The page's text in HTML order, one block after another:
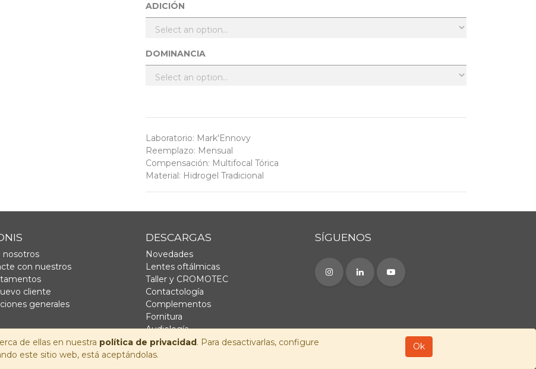
de ellas en nuestra política de privacidad. Para desactivarlas, configure
este sitio web, está aceptándolas.
Ok
ADICIÓN
DOMINANCIA
Laboratorio: Mark'Ennovy
Reemplazo: Mensual
Compensación: Multifocal Tórica
Material: Hidrogel Tradicional
nosotros
con nuestros
cliente
generales
DESCARGAS
Novedades
Lentes oftálmicas
Taller y CROMOTEC
Contactología
Complementos
Fornitura
Audiología
SÍGUENOS
de Privacidad -Aviso Legal-Política de cookies